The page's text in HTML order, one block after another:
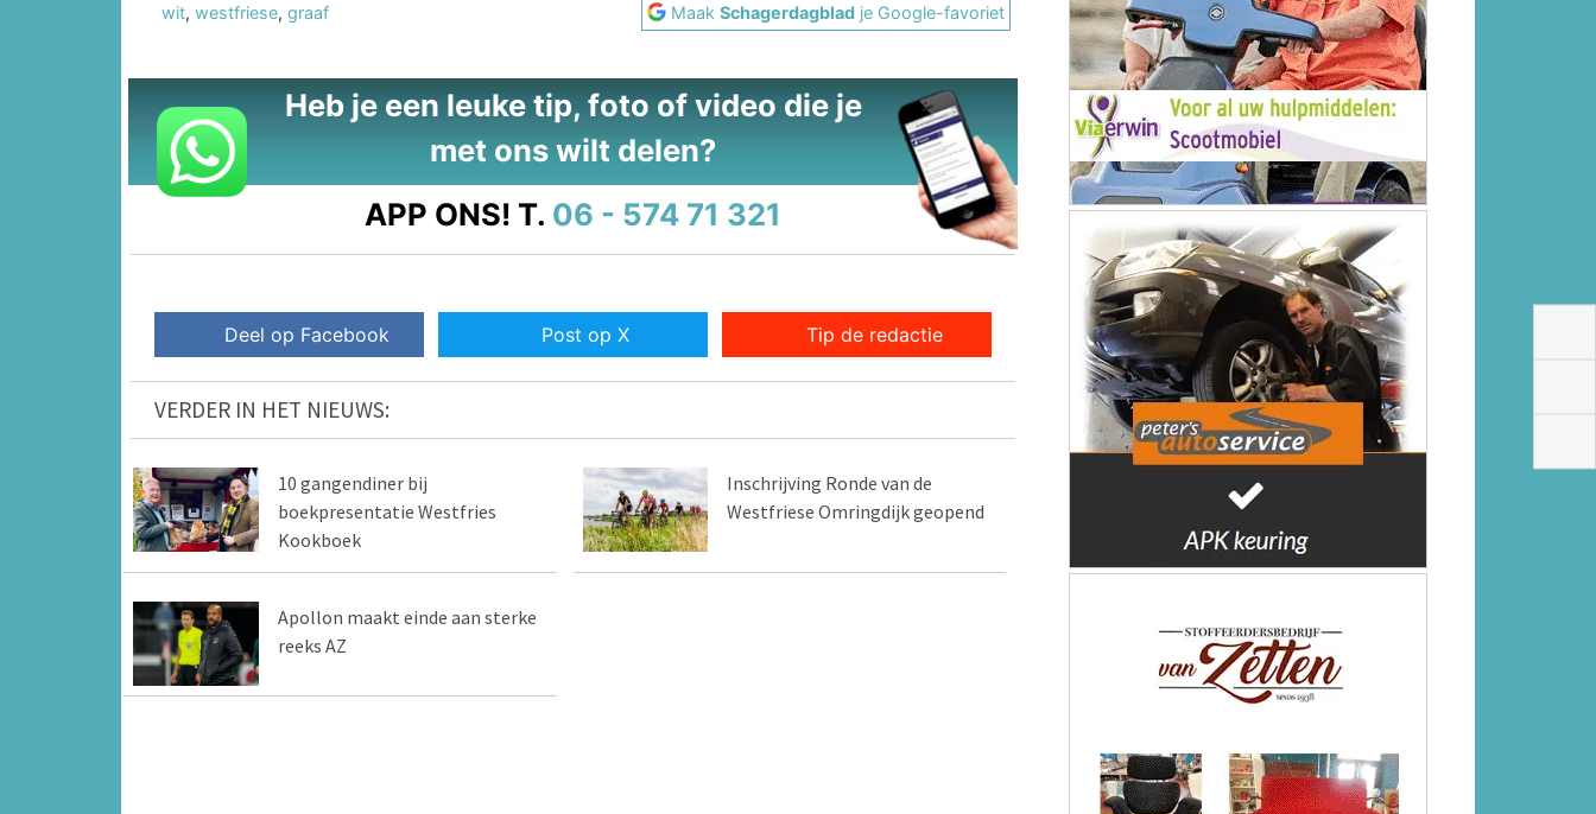
wit, westfriese, graaf MaakSchagerdagblad je Google-favoriet
Heb je een leuke tip, foto of video die je
met ons wilt delen?
APP ONS! T. 06 - 574 71 321
Deel op Facebook Post op X Tip de redactie
VERDER IN HET NIEUWS:
10 gangendiner bij
boekpresentatie Westfries
Kookboek
Inschrijving Ronde van de
Westfriese Omringdijk geopend
Apollon maakt einde aan sterke
reeks AZ